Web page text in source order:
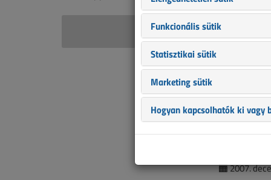
Az
2008.
2007.
Funkcionális sütik
Statisztikai sütik
Marketing sütik
Hogyan kapcsolhatók ki vagy